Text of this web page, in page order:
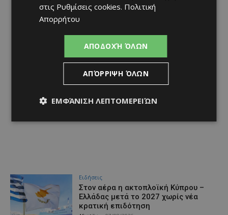
Ειδήσεις
Στον αέρα η ακτοπλοϊκή Κύπρου –
Ελλάδας μετά το 2027 χωρίς νέα
κρατική επιδότηση
στις Ρυθμίσεις cookies. Πολιτική
Απορρήτου
ΑΠΟΔΟΧΉ ΌΛΩΝ
ΑΠΌΡΡΙΨΗ ΌΛΩΝ
ΕΜΦΆΝΙΣΗ ΛΕΠΤΟΜΕΡΕΙΏΝ